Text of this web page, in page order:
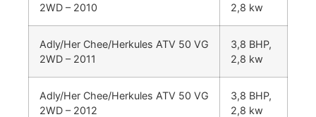
2WD – 2010
2,8 kw
Adly/Her Chee/Herkules ATV 50 VG
2WD – 2011
3,8 BHP,
2,8 kw
Adly/Her Chee/Herkules ATV 50 VG
2WD – 2012
3,8 BHP,
2,8 kw